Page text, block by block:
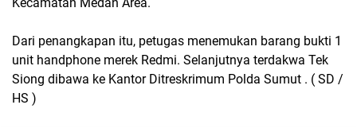
Dari penangkapan itu, petugas menemukan barang bukti 1
unit handphone merek Redmi. Selanjutnya terdakwa Tek
Siong dibawa ke Kantor Ditreskrimum Polda Sumut . ( SD /
HS )